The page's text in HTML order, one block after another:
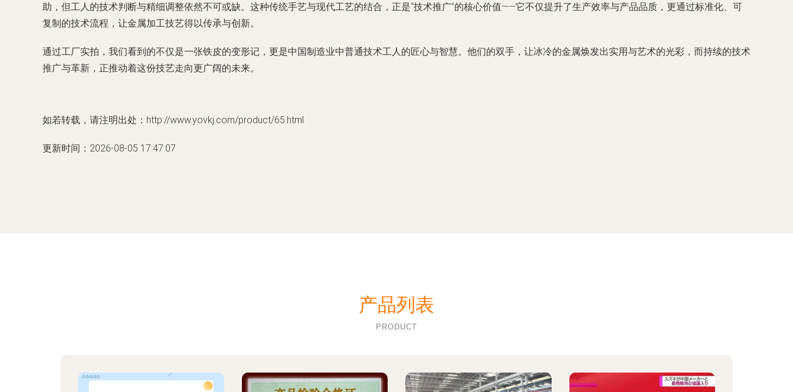
助，但工人的技术判断与精细调整依然不可或缺。这种传统手艺与现代工艺的结合，正是“技术推广”的核心价值——它不仅提升了生产效率与产品品质，更通过标准化、可
复制的技术流程，让金属加工技艺得以传承与创新。
通过工厂实拍，我们看到的不仅是一张铁皮的变形记，更是中国制造业中普通技术工人的匠心与智慧。他们的双手，让冰冷的金属焕发出实用与艺术的光彩，而持续的技术
推广与革新，正推动着这份技艺走向更广阔的未来。
如若转载，请注明出处：http://www.yovkj.com/product/65.html
更新时间：2026-08-05 17:47:07
产品列表
PRODUCT